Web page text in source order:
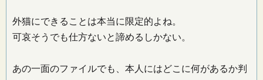
外猫にできることは本当に限定的よね。
可哀そうでも仕方ないと諦めるしかない。
あの一面のファイルでも、本人にはどこに何があるか判